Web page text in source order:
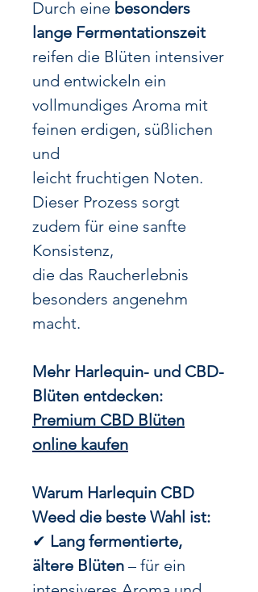
Durch eine besonders
lange Fermentationszeit
reifen die Blüten intensiver
und entwickeln ein
vollmundiges Aroma mit
feinen erdigen, süßlichen
und
leicht fruchtigen Noten.
Dieser Prozess sorgt
zudem für eine sanfte
Konsistenz,
die das Raucherlebnis
besonders angenehm
macht.
Mehr Harlequin- und CBD-
Blüten entdecken:
Premium CBD Blüten
online kaufen
Warum Harlequin CBD
Weed die beste Wahl ist:
✔ Lang fermentierte,
ältere Blüten – für ein